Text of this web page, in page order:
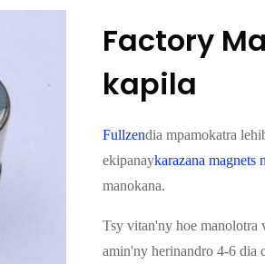
Factory
kapila
Fullzendia mpamokatra
ekipanaykarazana magnets
manokana.
Tsy vitan'ny hoe manolotra
amin'ny herinandro 4-6 dia